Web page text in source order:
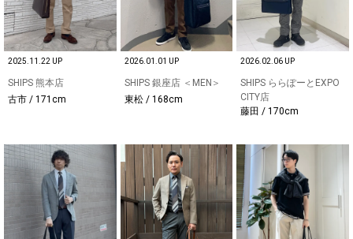
2025.11.22 UP
SHIPS 熊本店
古市 / 171cm
2026.01.01 UP
SHIPS 銀座店 ＜MEN＞
東松 / 168cm
2026.02.06 UP
SHIPS ららぽーとEXPO
CITY店
藤田 / 170cm